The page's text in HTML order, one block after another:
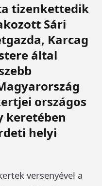
tizenkettedik
Sári
Karcag
által
országos
keretében
helyi
versenyével a